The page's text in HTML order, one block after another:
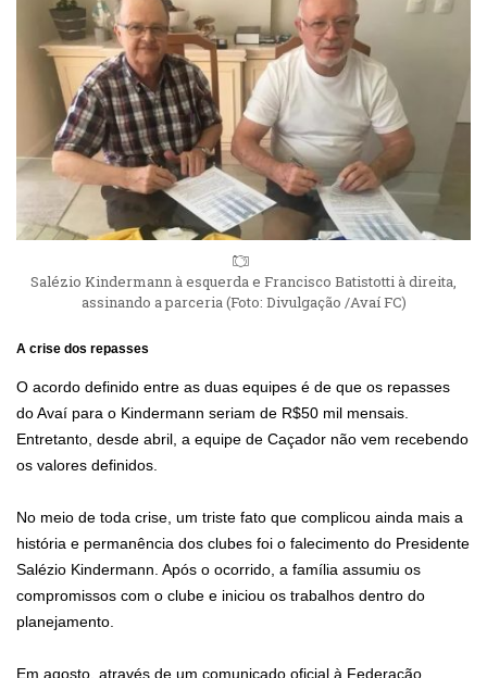
Salézio Kindermann à esquerda e Francisco Batistotti à direita,
assinando a parceria (Foto: Divulgação /Avaí FC)
A crise dos repasses
O acordo definido entre as duas equipes é de que os repasses
do Avaí para o Kindermann seriam de R$50 mil mensais.
Entretanto, desde abril, a equipe de Caçador não vem recebendo
os valores definidos.
No meio de toda crise, um triste fato que complicou ainda mais a
história e permanência dos clubes foi o falecimento do Presidente
Salézio Kindermann. Após o ocorrido, a família assumiu os
compromissos com o clube e iniciou os trabalhos dentro do
planejamento.
Em agosto, através de um comunicado oficial à Federação